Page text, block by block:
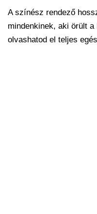
A színész rendező
mindenkinek, aki örült
olvashatod el teljes